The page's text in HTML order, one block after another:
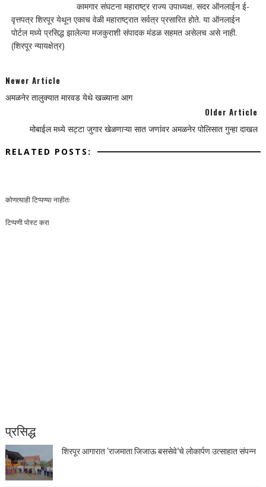
कामगार संघटना महाराष्ट्र राज्य उपाध्यक्ष. सदर ऑनलाईन ई-
वृत्तपत्र शिरपूर येथून एकाच वेळी महाराष्ट्रात सर्वत्र प्रसारित होते. या ऑनलाईन
पोर्टल मध्ये प्रसिद्ध झालेल्या मजकुराशी संपादक मंडळ सहमत असेलच असे नाही.
(शिरपूर न्यायक्षेत्र)
Newer Article
अमळनेर तालुक्यात मारवड येथे खळ्याना आग
Older Article
मोबाईल मध्ये सट्टा जुगार खेळणाऱ्या सात जणांवर अमळनेर पोलिसात गुन्हा दाखल
RELATED POSTS:
कोणत्याही टिप्पण्‍या नाहीत:
टिप्पणी पोस्ट करा
प्रसिद्ध
शिरपूर आगारात ‘राजमाता जिजाऊ बससेवे’चे लोकार्पण उत्साहात संपन्न